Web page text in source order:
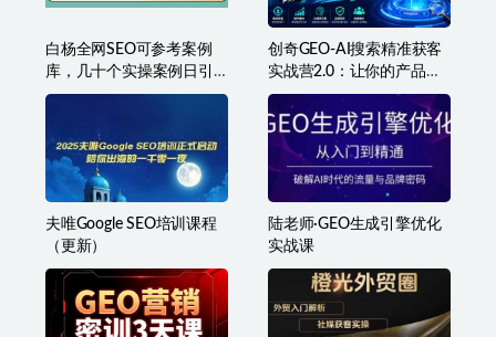
白杨全网SEO可参考案例
库，几十个实操案例日引
5000ip+涨粉百W+变现几
创奇GEO-AI搜索精准获客
实战营2.0：让你的产品、
品牌和服务，被AI推荐
夫唯Google SEO培训课程
（更新）
陆老师·GEO生成引擎优化
实战课